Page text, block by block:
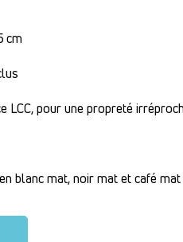
cm
LCC, pour une propreté
blanc mat, noir mat et café mat